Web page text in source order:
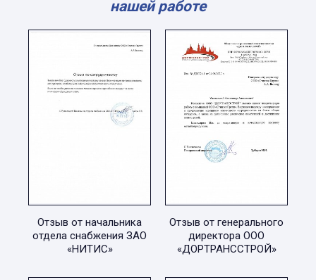
нашей работе
Отзыв от начальника
отдела снабжения ЗАО
«НИТИС»
Отзыв от генерального
директора ООО
«ДОРТРАНССТРОЙ»